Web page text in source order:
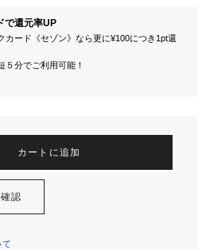
で還元率UP
カード《セゾン》なら更に¥100につき1pt還
５分でご利用可能！
カートに追加
認